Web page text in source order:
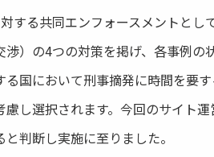
する共同エンフォースメントと
）の4つの対策を掲げ、各事例
国において刑事摘発に時間を要
し選択されます。今回のサイト
判断し実施に至りました。